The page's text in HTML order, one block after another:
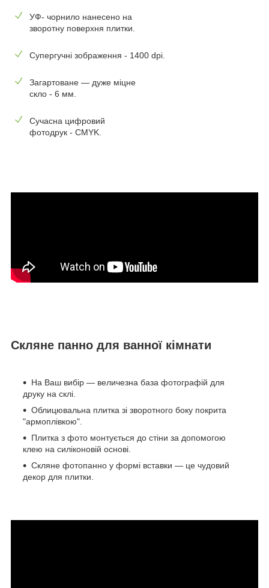
УФ- чорнило нанесено на
зворотну поверхня плитки.
Супергучні зображення - 1400 dpi.
Загартоване — дуже міцне
скло - 6 мм.
Сучасна цифровий
фотодрук - CMYK.
Скляне панно для ванної кімнати
На Ваш вибір — величезна база фотографій для
друку на склі.
Облицювальна плитка зі зворотного боку покрита
"армоплівкою".
Плитка з фото монтується до стіни за допомогою
клею на силіконовій основі.
Скляне фотопанно у формі вставки — це чудовий
декор для плитки.